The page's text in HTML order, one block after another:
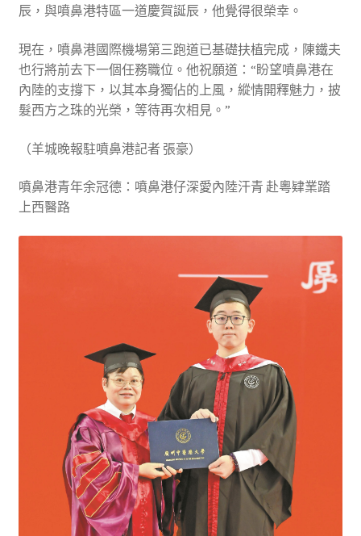
辰，與噴鼻港特區一道慶賀誕辰，他覺得很榮幸。
現在，噴鼻港國際機場第三跑道已基礎扶植完成，陳鐵夫
也行將前去下一個任務職位。他祝願道：“盼望噴鼻港在
內陸的支撐下，以其本身獨佔的上風，縱情開釋魅力，披
髮西方之珠的光榮，等待再次相見。”
（羊城晚報駐噴鼻港記者 張豪）
噴鼻港青年余冠德：噴鼻港仔深愛內陸汗青 赴粵肄業踏
上西醫路